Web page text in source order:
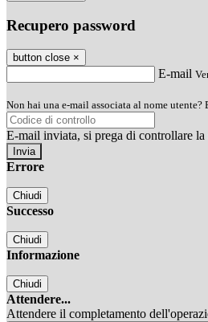
Recupero password
button close ×
E-mail
Non hai una e-mail associata al nome
E-mail inviata, si prega di controllare la
Errore
Chiudi
Successo
Chiudi
Informazione
Chiudi
Attendere...
Attendere il completamento